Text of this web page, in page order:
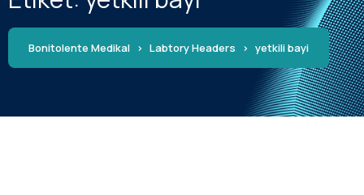
Bonitolente Medikal > Labtory Headers > yetkili bayi